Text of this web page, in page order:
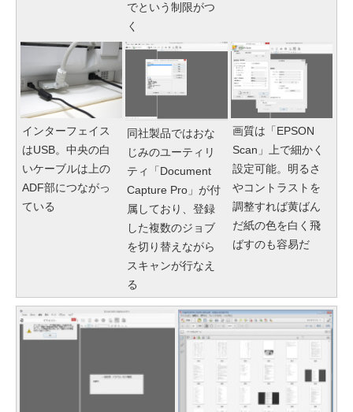
でという制限がつ
く
インターフェイス
はUSB。中央の白
いケーブルは上の
ADF部につながっ
ている
同社製品ではおな
じみのユーティリ
ティ「Document
Capture Pro」が付
属しており、登録
した複数のジョブ
を切り替えながら
スキャンが行なえ
る
画質は「EPSON
Scan」上で細かく
設定可能。明るさ
やコントラストを
調整すれば黄ばん
だ紙の色を白く飛
ばすのも容易だ